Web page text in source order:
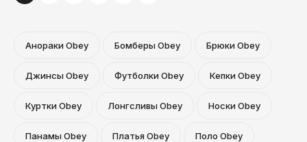
Анораки Obey Бомберы Obey Брюки Obey
Джинсы Obey Футболки Obey Кепки Obey
Куртки Obey Лонгсливы Obey Носки Obey
Панамы Obey Платья Obey Поло Obey